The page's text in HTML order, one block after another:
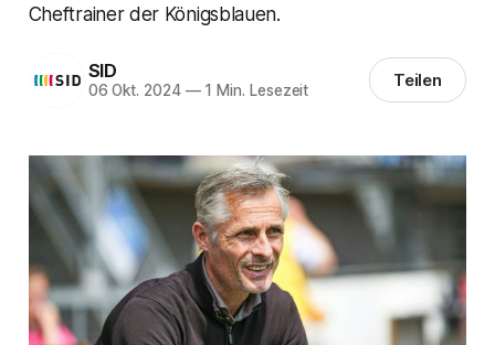
Cheftrainer der Königsblauen.
SID
06 Okt. 2024 —1 Min. Lesezeit Teilen